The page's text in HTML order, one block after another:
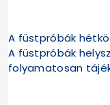
A füstpróbák
A füstpróbák
folyamatosan